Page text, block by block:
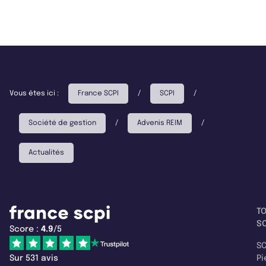
Vous êtes ici : France SCPI / SCPI /
Société de gestion / Advenis REIM /
Actualités
Score : 4.9/5
Sur 531 avis